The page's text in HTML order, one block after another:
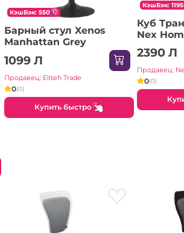
КэшБэк: 550
Барный стул Xenos
Manhattan Grey
1099 Л
Продавец: Eliteh Trade
0(0)
Купить быстро
КэшБэк: 1195
Куб
Nex
2390 Л
Продавец:
0(0)